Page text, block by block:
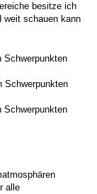
besitze ich
weit schauen kann
Schwerpunkten
Schwerpunkten
Schwerpunkten
alle